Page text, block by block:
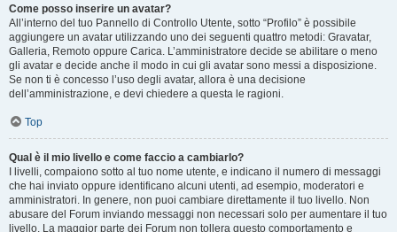
Come posso inserire un avatar?
All’interno del tuo Pannello di Controllo Utente, sotto “Profilo” è possibile
aggiungere un avatar utilizzando uno dei seguenti quattro metodi: Gravatar,
Galleria, Remoto oppure Carica. L’amministratore decide se abilitare o meno
gli avatar e decide anche il modo in cui gli avatar sono messi a disposizione.
Se non ti è concesso l’uso degli avatar, allora è una decisione
dell’amministrazione, e devi chiedere a questa le ragioni.
Top
Qual è il mio livello e come faccio a cambiarlo?
I livelli, compaiono sotto al tuo nome utente, e indicano il numero di messaggi
che hai inviato oppure identificano alcuni utenti, ad esempio, moderatori e
amministratori. In genere, non puoi cambiare direttamente il tuo livello. Non
abusare del Forum inviando messaggi non necessari solo per aumentare il tuo
livello. La maggior parte dei Forum non tollera questo comportamento e